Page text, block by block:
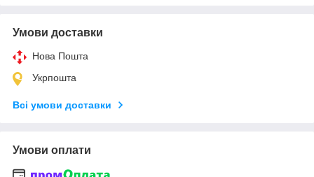
Умови доставки
Нова Пошта
Укрпошта
Всі умови доставки
Умови оплати